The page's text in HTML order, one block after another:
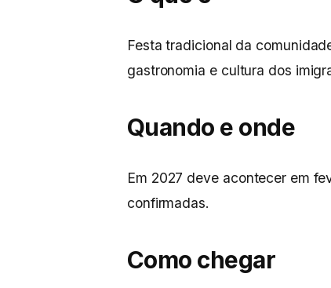
Festa tradicional da
gastronomia e cultura dos
Quando e onde
Em 2027 deve acontecer em
confirmadas.
Como chegar